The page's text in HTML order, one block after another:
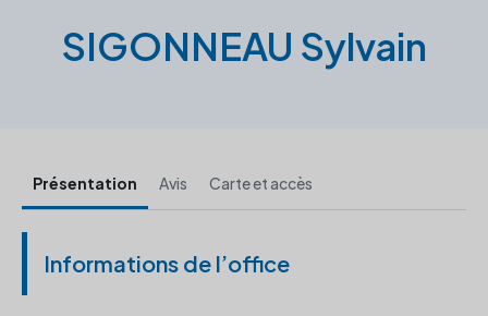
SIGONNEAU Sylvain
Présentation Avis Carte et accès
Informations de l’office